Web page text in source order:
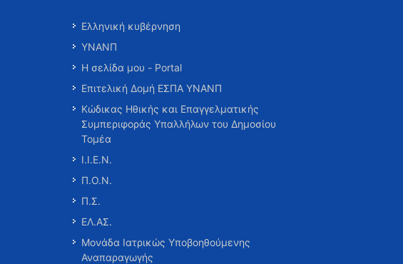
Ελληνική κυβέρνηση
ΥΝΑΝΠ
Η σελίδα μου - Portal
Επιτελική Δομή ΕΣΠΑ ΥΝΑΝΠ
Κώδικας Ηθικής και Επαγγελματικής
Συμπεριφοράς Υπαλλήλων του Δημοσίου
Τομέα
Ι.Ι.Ε.Ν.
Π.Ο.Ν.
Π.Σ.
ΕΛ.ΑΣ.
Μονάδα Ιατρικώς Υποβοηθούμενης
Αναπαραγωγής